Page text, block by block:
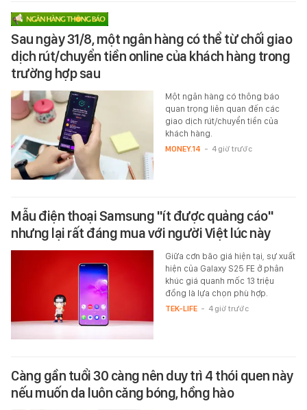
Sau ngày 31/8, một ngân hàng có thể từ chối giao
dịch rút/chuyển tiền online của khách hàng trong
trường hợp sau
Một ngân hàng có thông báo
quan trọng liên quan đến các
giao dịch rút/chuyển tiền của
khách hàng.
MONEY.14 - 4 giờ trước
Mẫu điện thoại Samsung "ít được quảng cáo"
nhưng lại rất đáng mua với người Việt lúc này
Giữa cơn bão giá hiện tại, sự xuất
hiện của Galaxy S25 FE ở phân
khúc giá quanh mốc 13 triệu
đồng là lựa chọn phù hợp.
TEK-LIFE - 4 giờ trước
Càng gần tuổi 30 càng nên duy trì 4 thói quen này
nếu muốn da luôn căng bóng, hồng hào